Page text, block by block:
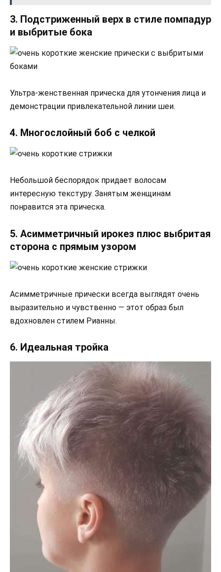
3. Подстриженный верх в стиле помпадур
и выбритые бока
Ультра-женственная прическа для утончения лица и
демонстрации привлекательной линии шеи.
4. Многослойный боб с челкой
Небольшой беспорядок придает волосам
интересную текстуру. Занятым женщинам
понравится эта прическа.
5. Асимметричный ирокез плюс выбритая
сторона с прямым узором
Асимметричные прически всегда выглядят очень
выразительно и чувственно — этот образ был
вдохновлен стилем Рианны.
6. Идеальная тройка